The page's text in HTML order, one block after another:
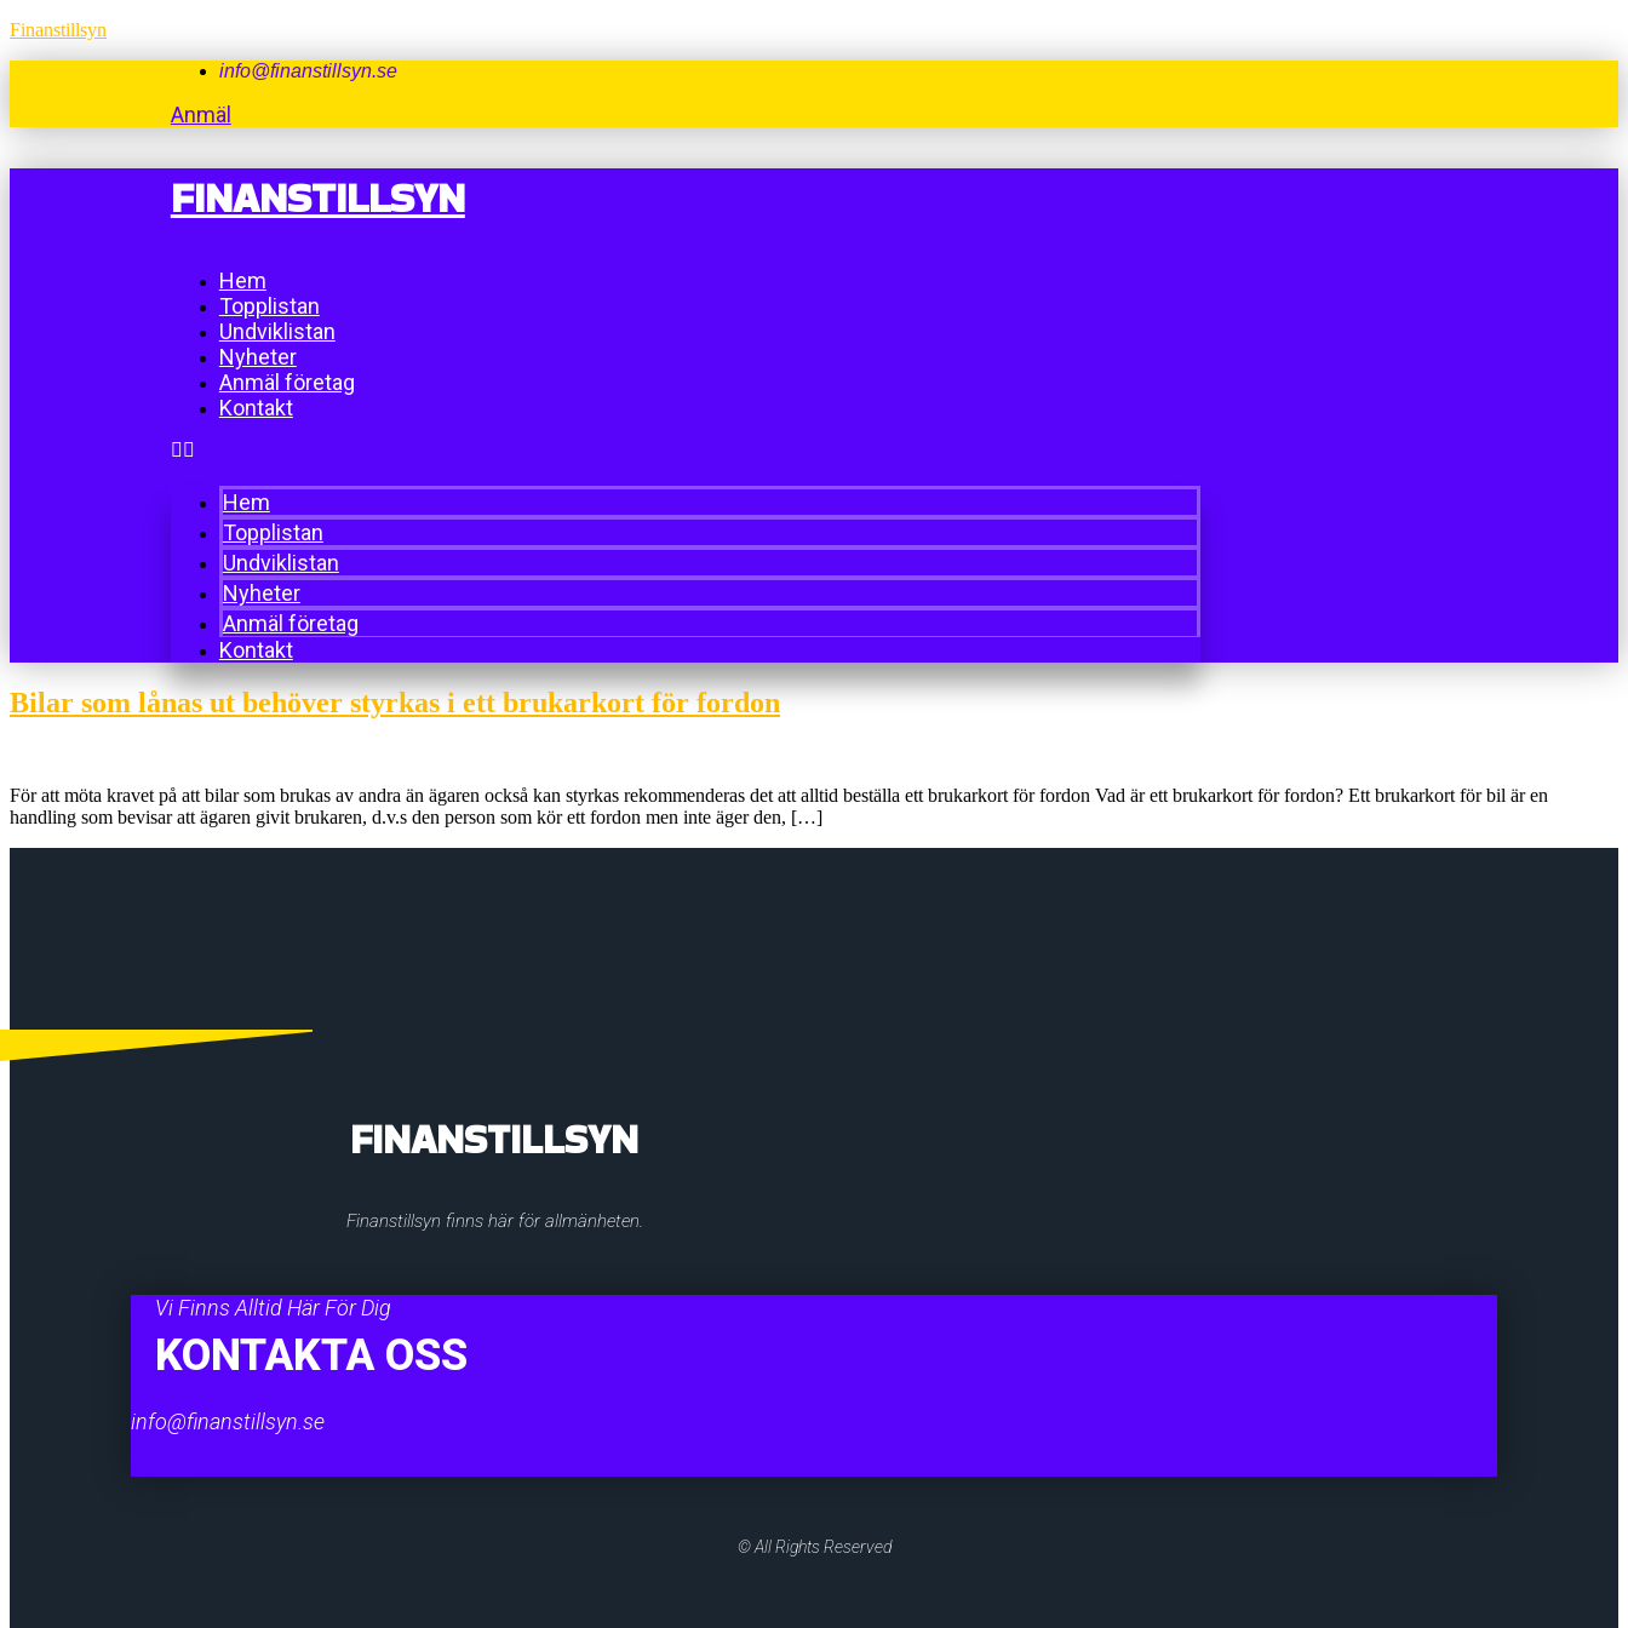
Finanstillsyn
info@finanstillsyn.se
Anmäl
FINANSTILLSYN
Hem
Topplistan
Undviklistan
Nyheter
Anmäl företag
Kontakt
Hem
Topplistan
Undviklistan
Nyheter
Anmäl företag
Kontakt
Bilar som lånas ut behöver styrkas i ett brukarkort för fordon
För att möta kravet på att bilar som brukas av andra än ägaren också kan styrkas rekommenderas det att alltid beställa ett brukarkort för fordon Vad är ett brukarkort för fordon? Ett brukarkort för bil är en
handling som bevisar att ägaren givit brukaren, d.v.s den person som kör ett fordon men inte äger den, […]
FINANSTILLSYN
Finanstillsyn finns här för allmänheten.
Vi Finns Alltid Här För Dig
KONTAKTA OSS
info@finanstillsyn.se
© All Rights Reserved